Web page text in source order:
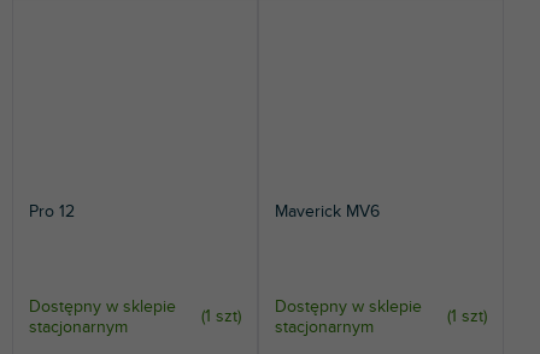
Pro 12
Dostępny w sklepie
stacjonarnym
(1 szt)
Maverick MV6
Dostępny w sklepie
stacjonarnym
(1 szt)